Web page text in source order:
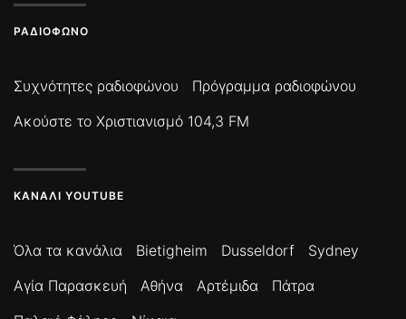
ΡΑΔΙΌΦΩΝΟ
Συχνότητες ραδιοφώνου
Πρόγραμμα ραδιοφώνου
Ακούστε το Χριστιανισμό 104,3 FM
ΚΑΝΆΛΙ YOUTUBE
Όλα τα κανάλια Bietigheim Dusseldorf
Sydney
Αγία Παρασκευή
Αθήνα Αρτέμιδα
Πάτρα